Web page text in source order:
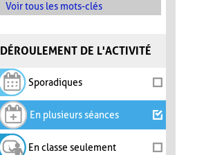
Voir tous les mots-clés
DÉROULEMENT DE L'ACTIVITÉ
Sporadiques
En plusieurs séances
En classe seulement